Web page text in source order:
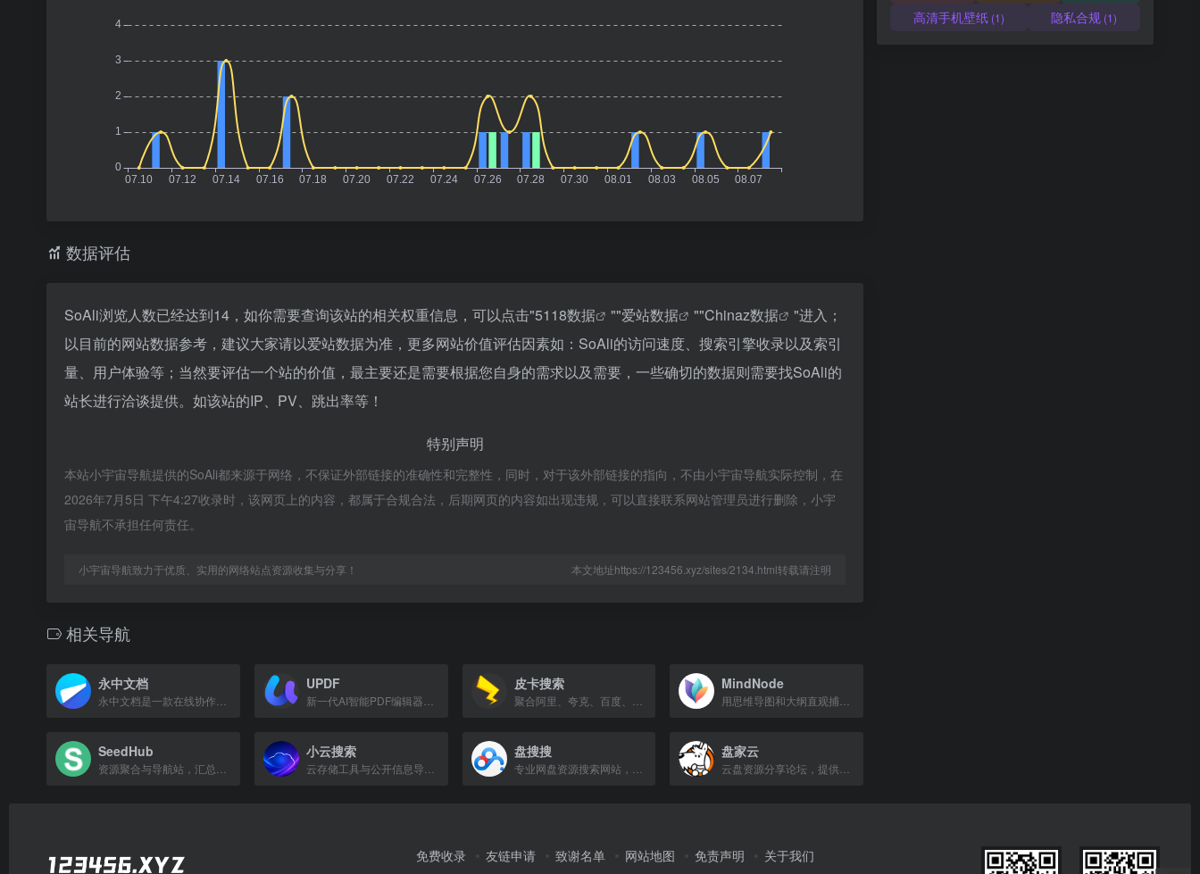
数据评估
SoAli浏览人数已经达到14，如你需要查询该站的相关权重信息，可以点击"5118数据 ""爱站数据 ""Chinaz数据
"进入；
以目前的网站数据参考，建议大家请以爱站数据为准，更多网站价值评估因素如：SoAli的访问速度、搜索引擎收录以及索引
量、用户体验等；当然要评估一个站的价值，最主要还是需要根据您自身的需求以及需要，一些确切的数据则需要找SoAli的
站长进行洽谈提供。如该站的IP、PV、跳出率等！
特别声明
本站小宇宙导航提供的SoAli都来源于网络，不保证外部链接的准确性和完整性，同时，对于该外部链接的指向，不由小宇宙导航实际控制，在
2026年7月5日 下午4:27收录时，该网页上的内容，都属于合规合法，后期网页的内容如出现违规，可以直接联系网站管理员进行删除，小宇
宙导航不承担任何责任。
小宇宙导航致力于优质、实用的网络站点资源收集与分享！ 本文地址https://123456.xyz/sites/2134.html转载请注明
相关导航
永中文档 UPDF 皮卡搜索 MindNode
SeedHub 小云搜索 盘搜搜 盘家云
高清手机壁纸 (1) 隐私合规 (1)
免费收录 友链申请 致谢名单 网站地图 免责声明 关于我们